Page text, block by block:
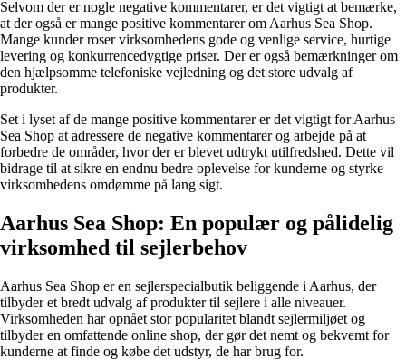
Selvom der er nogle negative kommentarer, er det vigtigt at bemærke,
at der også er mange positive kommentarer om Aarhus Sea Shop.
Mange kunder roser virksomhedens gode og venlige service, hurtige
levering og konkurrencedygtige priser. Der er også bemærkninger om
den hjælpsomme telefoniske vejledning og det store udvalg af
produkter.
Set i lyset af de mange positive kommentarer er det vigtigt for Aarhus
Sea Shop at adressere de negative kommentarer og arbejde på at
forbedre de områder, hvor der er blevet udtrykt utilfredshed. Dette vil
bidrage til at sikre en endnu bedre oplevelse for kunderne og styrke
virksomhedens omdømme på lang sigt.
Aarhus Sea Shop: En populær og pålidelig
virksomhed til sejlerbehov
Aarhus Sea Shop er en sejlerspecialbutik beliggende i Aarhus, der
tilbyder et bredt udvalg af produkter til sejlere i alle niveauer.
Virksomheden har opnået stor popularitet blandt sejlermiljøet og
tilbyder en omfattende online shop, der gør det nemt og bekvemt for
kunderne at finde og købe det udstyr, de har brug for.